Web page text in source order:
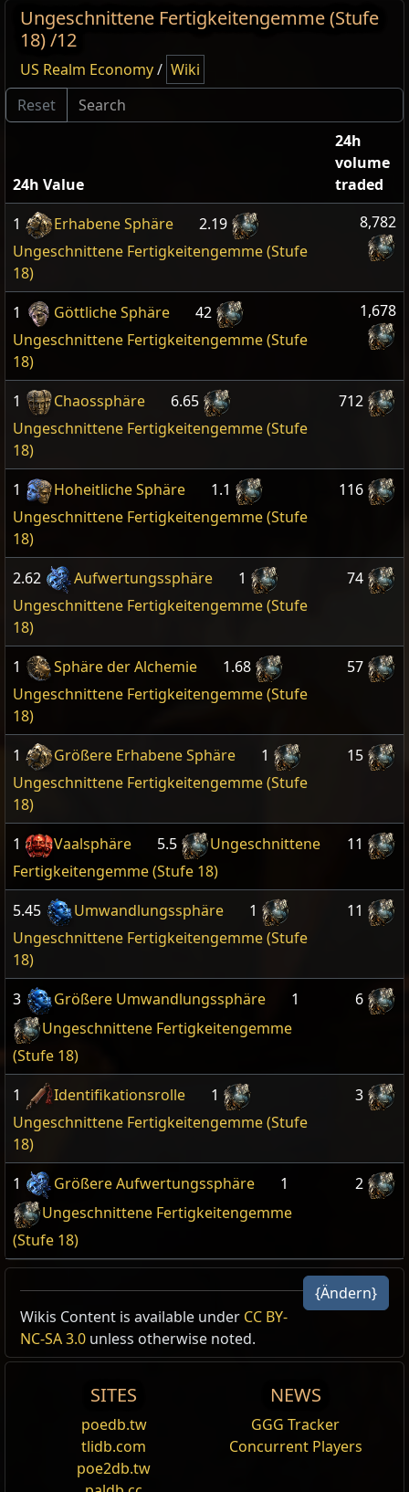
Ungeschnittene Fertigkeitengemme (Stufe
18) /12
US Realm Economy/ Wiki
24h Value
24h
volume
traded
1
Erhabene Sphäre
2.19
Ungeschnittene Fertigkeitengemme (Stufe
18)
8,782
1 Göttliche Sphäre
42
Ungeschnittene Fertigkeitengemme (Stufe
18)
1,678
1 Chaossphäre
6.65
Ungeschnittene Fertigkeitengemme (Stufe
18)
712
1 Hoheitliche Sphäre
1.1
Ungeschnittene Fertigkeitengemme (Stufe
18)
116
2.62 Aufwertungssphäre
1
Ungeschnittene Fertigkeitengemme (Stufe
18)
74
1 Sphäre der Alchemie
1.68
Ungeschnittene Fertigkeitengemme (Stufe
18)
57
1 Größere Erhabene Sphäre
1
Ungeschnittene Fertigkeitengemme (Stufe
18)
15
1 Vaalsphäre 5.5
Ungeschnittene
Fertigkeitengemme (Stufe 18)
11
5.45 Umwandlungssphäre
1
Ungeschnittene Fertigkeitengemme (Stufe
18)
11
3 Größere Umwandlungssphäre
1
Ungeschnittene Fertigkeitengemme
(Stufe 18)
6
1 Identifikationsrolle
1
Ungeschnittene Fertigkeitengemme (Stufe
18)
3
1 Größere Aufwertungssphäre
1
Ungeschnittene Fertigkeitengemme
(Stufe 18)
2
{Ändern}
Wikis Content is available under CC BY-
NC-SA 3.0 unless otherwise noted.
SITES
poedb.tw
tlidb.com
poe2db.tw
NEWS
GGG Tracker
Concurrent Players